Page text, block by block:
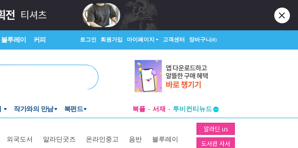
블루레이 커피 로그인 회원가입 마이페이지 고객센터 장바구니(0)
작가와의 만남 북펀드 북플 서재
투비컨티뉴드
창작플랫폼
투비컨티뉴드
알라딘 us
도서관 사서
외국도서 알라딘굿즈 온라인중고 음반 블루레이